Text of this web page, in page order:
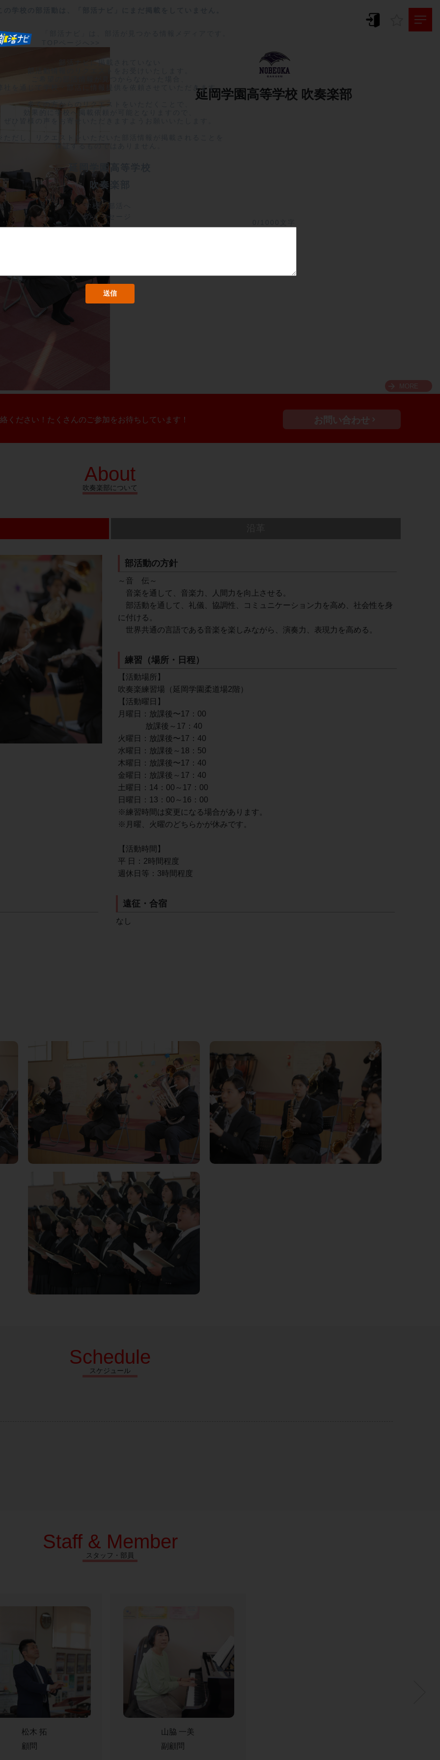
部活ナビに掲載されていない
社を通じて学校・部活に情報提供を依頼させていただきます。
多くの方からのリクエストをいただくことで、
効果的に学校へ掲載依頼が可能となりますので、
保証するものではありません。
延岡学園高等学校
吹奏楽部
学校・部活へ
のメッセージ
延岡学園高等学校 吹奏楽部
MORE
ください！たくさんのご参加をお待ちしています！ お問い合わせ
吹奏楽部について
About
部活動の方針
～音　伝～
音楽を通して、音楽力、人間力を向上させる。
部活動を通して、礼儀、協調性、コミュニケーション力を高め、社会性を身
に付ける。
世界共通の言語である音楽を楽しみながら、演奏力、表現力を高める。
練習（場所・日程）
【活動場所】
吹奏楽練習場（延岡学園柔道場2階）
【活動曜日】
月曜日：放課後〜17：00
              放課後～17：40
火曜日：放課後〜17：40
水曜日：放課後～18：50
木曜日：放課後〜17：40
金曜日：放課後～17：40
土曜日：14：00～17：00
日曜日：13：00～16：00
※練習時間は変更になる場合があります。
※月曜、火曜のどちらかが休みです。
【活動時間】
平 日：2時間程度
週休日等：3時間程度
遠征・合宿
なし
スケジュール
Schedule
スタッフ・部員
Staff & Member
松木 拓
顧問
山脇 一美
副顧問